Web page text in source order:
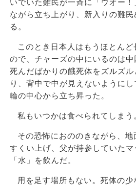
いでいた難民が一斉に「ウオー
ながら立ち上がり、新入りの難
る。
このとき日本人はもうほとん
ので、チャーズの中にいるのは中
死んだばかりの餓死体をズルズ
り、背中で中が見えないように
輪の中心から立ち昇った。
私もいつかは食べられてしまう
その恐怖におののきながら、
すくい上げ、父が持参していた
「水」を飲んだ。
用を足す場所もない。死体の